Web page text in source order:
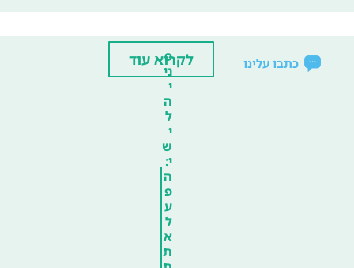
כתבו עלינו
פ
ני
י
ה
ל
י
ש
י:
ה
פ
ע
ל
א
ת
לקרוא עוד